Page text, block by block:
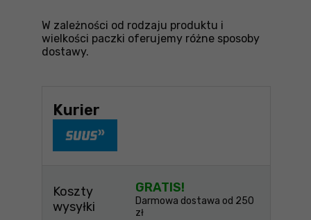
W zależności od rodzaju produktu i
wielkości paczki oferujemy różne sposoby
dostawy.
Kurier
Koszty
wysyłki
GRATIS!
Darmowa dostawa od 250
zł